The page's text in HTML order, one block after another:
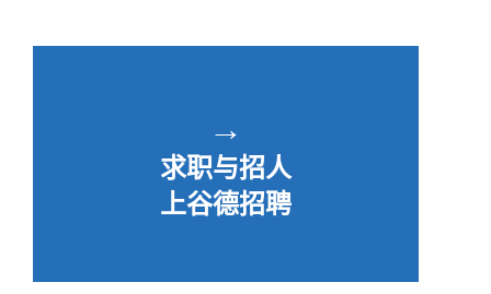
→
求职与招人
上谷德招聘